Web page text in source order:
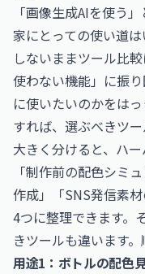
「画像生成AIを使う
家にとっての使い道
しないままツール比
使わない機能」に振
に使いたいのかをは
すれば、選ぶべきツー
大きく分けると、ハ
「制作前の配色シミ
作成」「SNS発信素
4つに整理できます。
きツールも違います。
用途1：ボトルの配色